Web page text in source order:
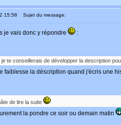
15:58 Sujet du message:
je vais donc y répondre :
te conseillerais de développer la description
faiblesse la déscription quand j'écris une
de lire la suite
la pondre ce soir ou demain matin